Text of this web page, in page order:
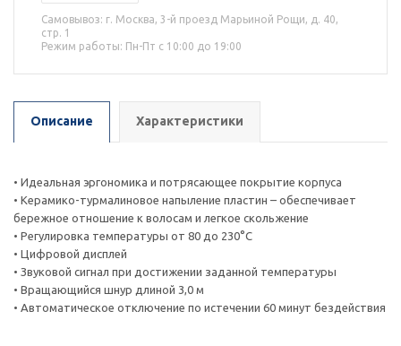
Самовывоз: г. Москва, 3-й проезд Марьиной Рощи, д. 40,
стр. 1
Режим работы: Пн-Пт с 10:00 до 19:00
Описание Характеристики
• Идеальная эргономика и потрясающее покрытие корпуса
• Керамико-турмалиновое напыление пластин – обеспечивает
бережное отношение к волосам и легкое скольжение
• Регулировка температуры от 80 до 230°C
• Цифровой дисплей
• Звуковой сигнал при достижении заданной температуры
• Вращающийся шнур длиной 3,0 м
• Автоматическое отключение по истечении 60 минут бездействия